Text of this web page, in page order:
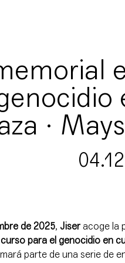
·
de 2025, Jiser acoge la
para el genocidio en
parte de una serie de